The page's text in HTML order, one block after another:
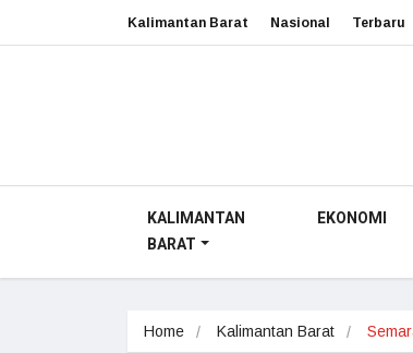
Kalimantan Barat Nasional Terbaru
KALIMANTAN
BARAT
EKONOMI
Home Kalimantan Barat